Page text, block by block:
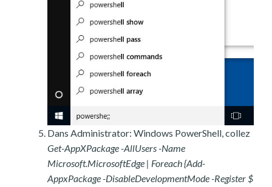
Dans Administrator: Windows PowerShell, collez
Get-AppXPackage -AllUsers -Name
Microsoft.MicrosoftEdge | Foreach {Add-
AppxPackage -DisableDevelopmentMode -Register $